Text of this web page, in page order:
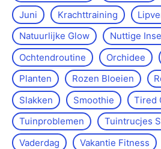
Juni
Krachttraining
Natuurlijke Glow
Nuttige
Ochtendroutine
Orchidee
Planten
Rozen Bloeien
Slakken
Smoothie
Tired
Tuinproblemen
Tuintrucjes
Vaderdag
Vakantie Fitness